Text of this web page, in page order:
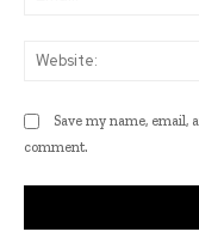
Save my name, email,
comment.